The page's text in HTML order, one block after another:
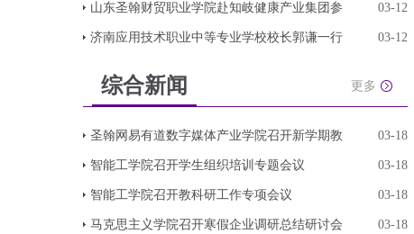
山东圣翰财贸职业学院赴知岐健康产业集团参 03-12
济南应用技术职业中等专业学校校长郭谦一行 03-12
综合新闻 更多
圣翰网易有道数字媒体产业学院召开新学期教 03-18
智能工学院召开学生组织培训专题会议 03-18
智能工学院召开教科研工作专项会议 03-18
马克思主义学院召开寒假企业调研总结研讨会 03-18